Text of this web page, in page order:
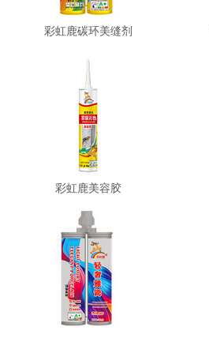
彩虹鹿碳环美缝剂
彩虹鹿美容胶